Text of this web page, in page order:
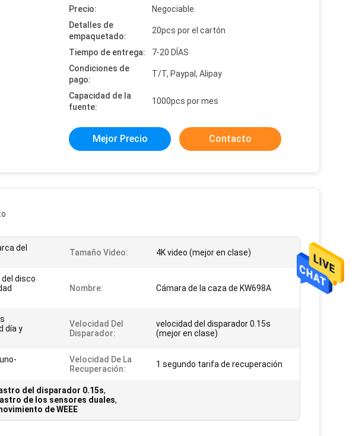
Precio:
Negociable
Detalles de
empaquetado:
20pcs por el cartón
Tiempo de entrega:
7-20 DÍAS
Condiciones de
pago:
T/T, Paypal, Alipay
Capacidad de la
fuente:
1000pcs por mes
Mejor Precio Contacto
del
Tamaño Video: 4K video (mejor en clase)
disco
Nombre: Cámara de la caza de KW698A
día y
Velocidad Del
Disparador:
velocidad del disparador 0.15s
(mejor en clase)
Velocidad De La
Recuperación:
1 segundo tarifa de recuperación
del disparador 0.15s,
de los sensores duales,
de WEEE